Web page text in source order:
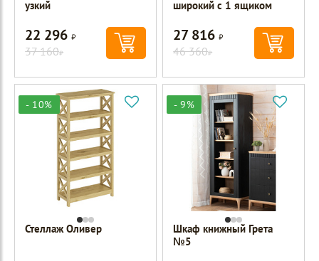
узкий
22 296Р
37 160Р
широкий с 1 ящиком
27 816Р
46 360Р
- 10%
Стеллаж Оливер
- 9%
Шкаф книжный Грета
№5